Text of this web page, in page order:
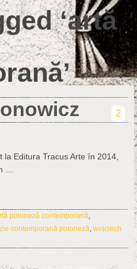
‘artă
2
la Editura Tracus Arte în 2014,
…
poloneză contemporană,
contemporană poloneză, wojciech